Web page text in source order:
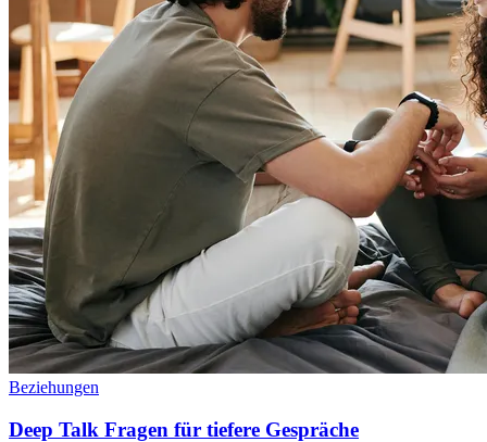
Beziehungen
Deep Talk Fragen für tiefere Gespräche